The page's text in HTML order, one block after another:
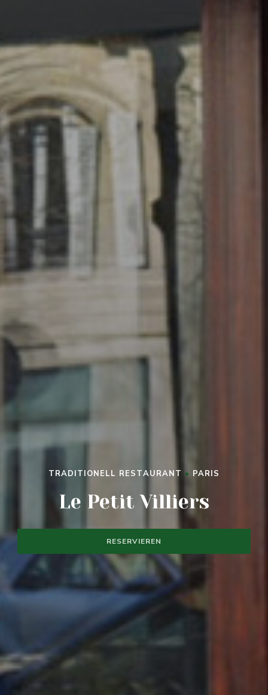
TRADITIONELL RESTAURANT • PARIS
Le Petit Villiers
RESERVIEREN